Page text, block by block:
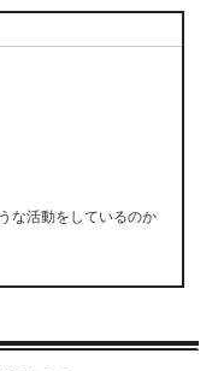
な活動をしているのか